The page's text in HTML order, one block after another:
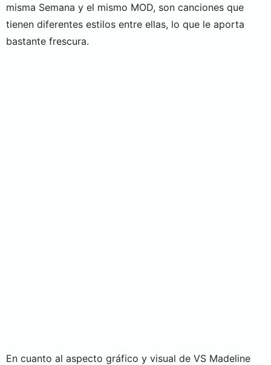
misma Semana y el mismo MOD, son canciones que
tienen diferentes estilos entre ellas, lo que le aporta
bastante frescura.
En cuanto al aspecto gráfico y visual de VS Madeline